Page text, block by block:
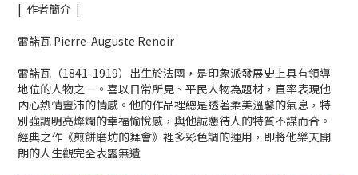
| 作者簡介 |
雷諾瓦 Pierre-Auguste Renoir
雷諾瓦（1841-1919）出生於法國，是印象派發展史上具有領導
地位的人物之一。喜以日常所見、平民人物為題材，直率表現他
內心熱情豐沛的情感。他的作品裡總是透著柔美溫馨的氣息，特
別強調明亮燦爛的幸福愉悅感，與他誠懇待人的特質不謀而合。
經典之作《煎餅磨坊的舞會》裡多彩色調的運用，即將他樂天開
朗的人生觀完全表露無遺